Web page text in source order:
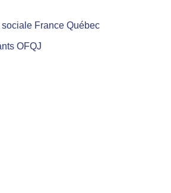
France Québec
OFQJ